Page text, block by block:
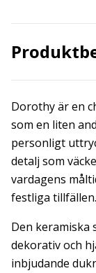
Dorothy är en
som en liten
personligt
detalj som
vardagens
festliga tillfällen.
Den keramiska
dekorativ och
inbjudande